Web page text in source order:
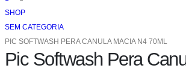
SHOP
SEM CATEGORIA
PIC SOFTWASH PERA CANULA MACIA N4 70ML
Pic Softwash Pera